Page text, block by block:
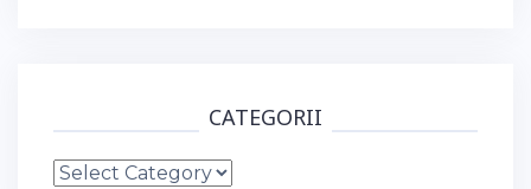
CATEGORII
Categorii